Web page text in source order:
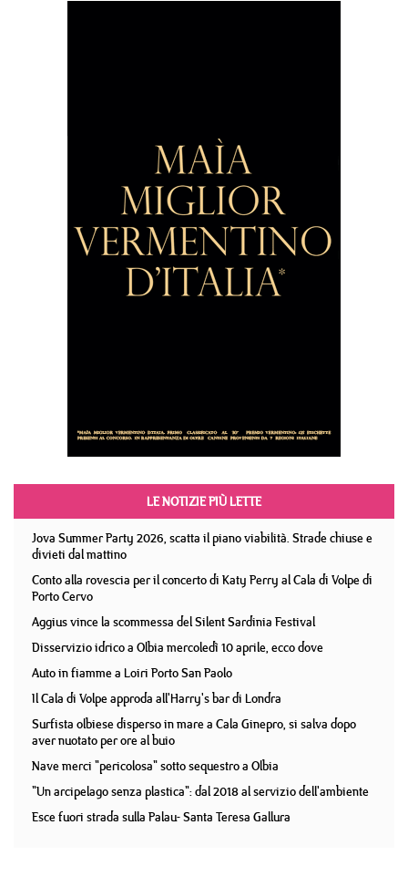
LE NOTIZIE PIÙ LETTE
Jova Summer Party 2026, scatta il piano viabilità. Strade chiuse e
divieti dal mattino
Conto alla rovescia per il concerto di Katy Perry al Cala di Volpe di
Porto Cervo
Aggius vince la scommessa del Silent Sardinia Festival
Disservizio idrico a Olbia mercoledì 10 aprile, ecco dove
Auto in fiamme a Loiri Porto San Paolo
Il Cala di Volpe approda all'Harry's bar di Londra
Surfista olbiese disperso in mare a Cala Ginepro, si salva dopo
aver nuotato per ore al buio
Nave merci "pericolosa" sotto sequestro a Olbia
"Un arcipelago senza plastica": dal 2018 al servizio dell'ambiente
Esce fuori strada sulla Palau- Santa Teresa Gallura